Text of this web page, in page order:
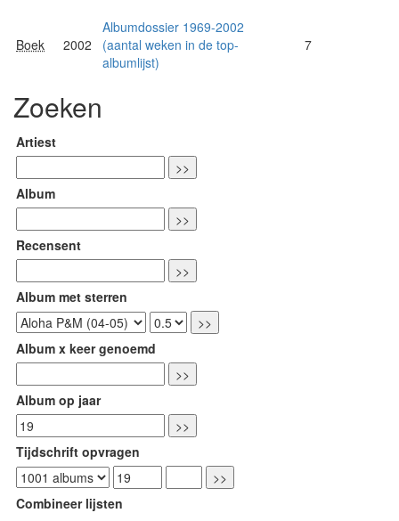
Boek 2002
Albumdossier 1969-2002
(aantal weken in de top-
albumlijst)
7
Zoeken
Artiest
Album
Recensent
Album met sterren
Album x keer genoemd
Album op jaar
Tijdschrift opvragen
Combineer lijsten